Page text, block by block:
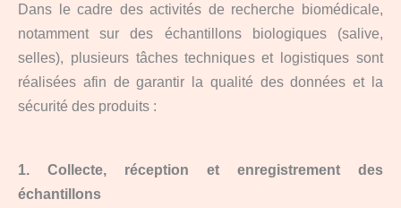
Dans le cadre des activités de recherche biomédicale,
notamment sur des échantillons biologiques (salive,
selles), plusieurs tâches techniques et logistiques sont
réalisées afin de garantir la qualité des données et la
sécurité des produits :
1. Collecte, réception et enregistrement des
échantillons